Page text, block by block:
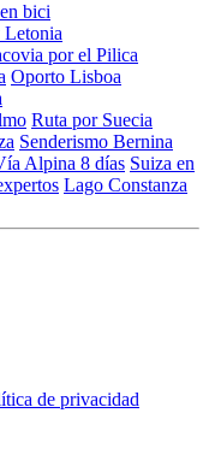
bici
por el Pilica
Oporto Lisboa
Ruta por Suecia
Senderismo Bernina
Alpina 8 días Suiza en
Lago Constanza
de privacidad